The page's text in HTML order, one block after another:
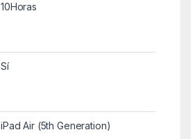
10Horas
Sí
iPad Air (5th Generation)